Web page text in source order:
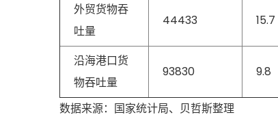
外贸货物吞
吐量
44433 15.7
沿海港口货
物吞吐量
93830 9.8
数据来源：国家统计局、贝哲斯整理